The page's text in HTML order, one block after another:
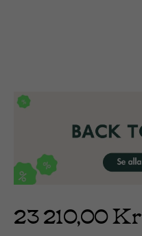
23 210,00 Kr